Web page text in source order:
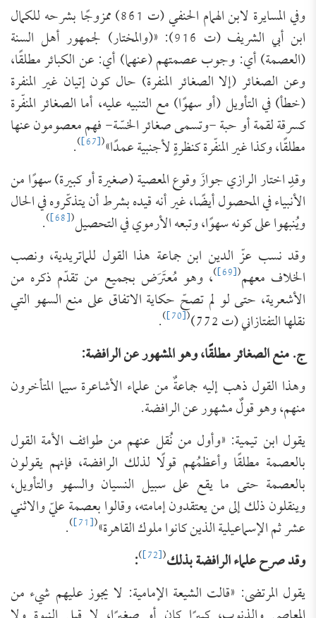
وفي المسايرة لابن الهمام الحنفي (ت 861) ممزوجًا بشرحه للكمال
ابن أبي الشريف (ت 916): «(والمختار) لجمهور أهل السنة
(العصمة) أي: وجوب عصمتهم (عنهما) أي: عن الكبائر مطلقًا،
وعن الصغائر (إلا الصغائر المنفرة) حال كون إتيان غير المنفرة
(خطأ) في التأويل (أو سهوًا) مع التنبيه عليه، أما الصغائر المنفّرة
كسرقة لقمة أو حبة -وتسمى صغائر الخسّة- فهم معصومون عنها
مطلقًا، وكذا غير المنفّرة كنظرةٍ لأجنبية عمدًا»(
[67]
)
.
وقدِ اختار الرازي جوازَ وقوع المعصية (صغيرة أو كبيرة) سهوًا من
الأنبياء في المحصول أيضًا، غير أنه قيده بشرط أن يتذكّروه في الحال
ويُنبهوا على كونه سهوًا، وتبعه الأرموي في التحصيل(
[68]
)
.
وقد نسب عزّ الدين ابن جماعة هذا القول للماتريدية، ونصب
الخلاف معهم(
[69]
)، وهو مُعتَرَض بجميع من تقدّم ذكره من
الأشعرية، حتى لو لم تصحّ حكاية الاتفاق على منع السهو التي
نقلها التفتازاني (ت 772) (
[70]
)
.
ج. منع الصغائر مطلقًا، وهو المشهور عن الرافضة:
وهذا القول ذهب إليه جماعةٌ من علماء الأشاعرة سيما المتأخرون
منهم، وهو قولٌ مشهور عن الرافضة.
يقول ابن تيمية: «وأول من نُقل عنهم من طوائف الأمة القول
بالعصمة مطلقًا وأعظمُهم قولًا لذلك الرافضة، فإنهم يقولون
بالعصمة حتى ما يقع على سبيل النسيان والسهو والتأويل،
وينقلون ذلك إلى من يعتقدون إمامته، وقالوا بعصمة عليّ والاثني
عشر ثم الإسماعيلية الذين كانوا ملوك القاهرة»(
[71]
)
.
وقد صرح علماء الرافضة بذلك(
[72]
)
:
يقول المرتضى: «قالت الشيعة الإمامية: لا يجوز عليهم شيء من